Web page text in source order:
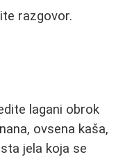
razgovor.
lagani obrok
ovsena kaša,
jela koja se